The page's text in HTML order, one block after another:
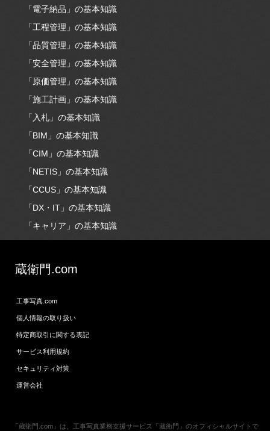
「電子納品」の基本知識
「工程管理」の基本知識
「品質管理」の基本知識
「安全管理」の基本知識
「原価管理」の基本知識
「施工計画」の基本知識
「入札」の基本知識
「BIM」の基本知識
「CIM」の基本知識
「NETIS」の基本知識
「CCUS」の基本知識
「DX・IT」の基本知識
「キャリア」の基本知識
蔵衛門.com
工事写真.com
個人情報の取り扱い
特定商取引に関する表記
サービス利用規約
セキュリティ対策
運営会社
「蔵衛門.com」は、工事写真業務支援サービス「蔵衛門」のオフィシャルサイトで